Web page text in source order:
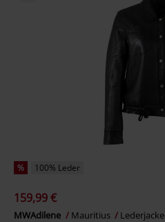
% 100% Leder
159,99 €
MWAdilene Mauritius Lederjacke